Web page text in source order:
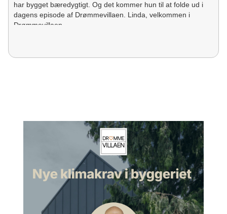
har bygget bæredygtigt. Og det kommer hun til at folde ud i
dagens episode af Drømmevillaen. Linda, velkommen i
Drømmevillaen.
Morten:Og tak fordi du har lyst til at stille op sådan en lørdag
Men inden vi kommer dertil, så lad os lige høre lidt omkring
Ja. Først og fremmest så er jeg 49 år, og jeg er
civilingeniør inden for livscyklusvurderinger, så jeg har sådan
en forkærlighed over for det her med bæredygtighed og
særligt omkring den miljømæssige bæredygtighed. Og så efter
jeg blev uddannet ude på DTU, der var jeg næsten 19 år ved
COWI, hvor jeg var rådgiver inden for strategisk